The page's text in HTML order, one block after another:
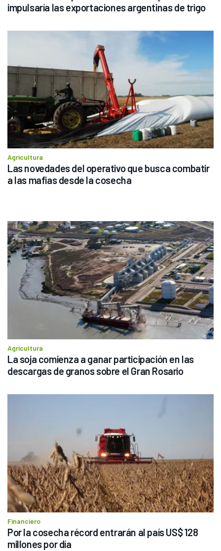
impulsaría las exportaciones argentinas de trigo
Agricultura
Las novedades del operativo que busca combatir
a las mafias desde la cosecha
Agricultura
La soja comienza a ganar participación en las
descargas de granos sobre el Gran Rosario
Financiero
Por la cosecha récord entrarán al país US$ 128
millones por día